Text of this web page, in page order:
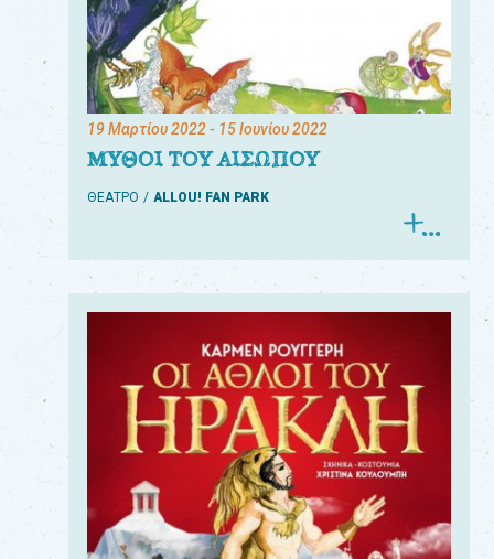
19 Μαρτίου 2022- 15 Ιουνίου 2022
ΜΥΘΟΙ ΤΟΥ ΑΙΣΩΠΟΥ
ΘΕΑΤΡΟ ALLOU! FAN PARK